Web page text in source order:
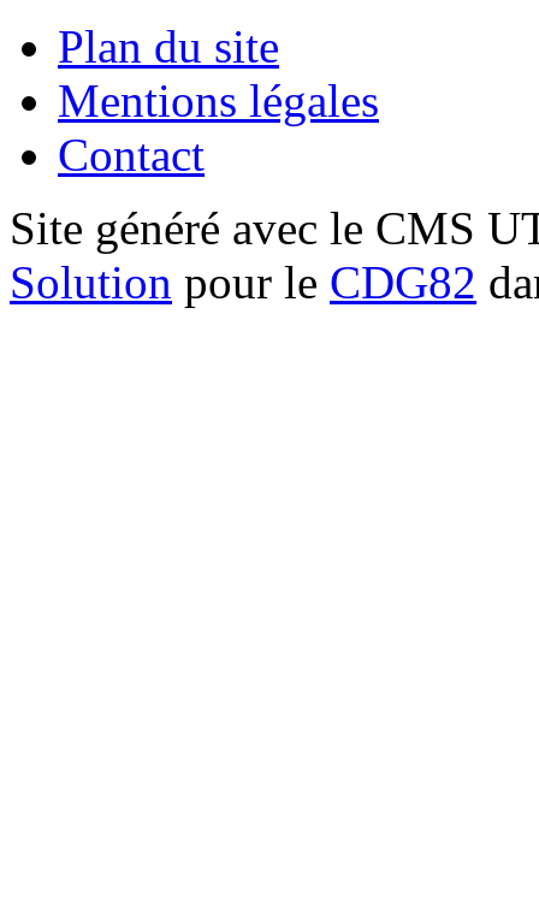
Plan du site
Mentions légales
Contact
Site généré avec le CMS
Solution pour le CDG82